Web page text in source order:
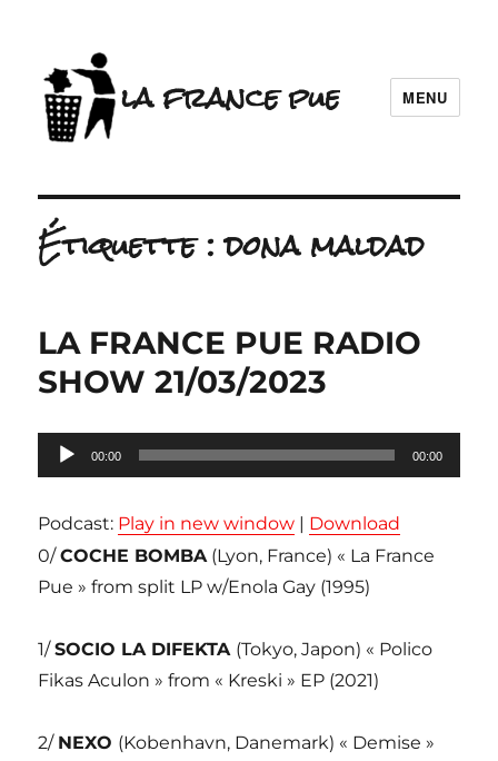
la france pue MENU
Étiquette :dona maldad
LA FRANCE PUE RADIO
SHOW 21/03/2023
Lecteur
audio
00:00 00:00
Podcast: Play in new window | Download
0/COCHE BOMBA(Lyon, France) « La France
Pue » from split LP w/Enola Gay (1995)
1/SOCIO LA DIFEKTA (Tokyo, Japon) « Polico
Fikas Aculon » from « Kreski » EP (2021)
2/ NEXO (Kobenhavn, Danemark) « Demise »